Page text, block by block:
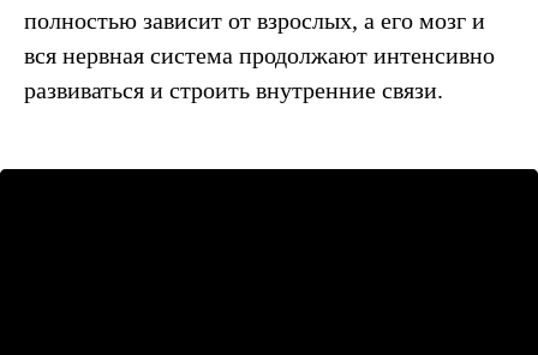
полностью зависит от взрослых, а его мозг и
вся нервная система продолжают интенсивно
развиваться и строить внутренние связи.